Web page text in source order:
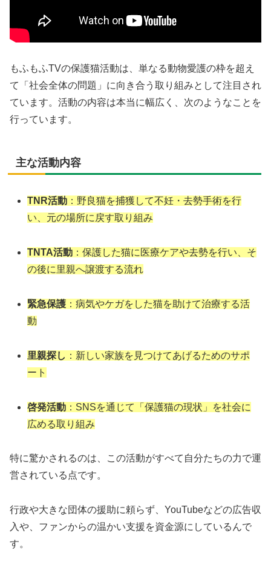
もふもふTVの保護猫活動は、単なる動物愛護の枠を超え
て「社会全体の問題」に向き合う取り組みとして注目され
ています。活動の内容は本当に幅広く、次のようなことを
行っています。
主な活動内容
TNR活動 ：野良猫を捕獲して不妊・去勢手術を行
い、元の場所に戻す取り組み
TNTA活動 ：保護した猫に医療ケアや去勢を行い、そ
の後に里親へ譲渡する流れ
緊急保護 ：病気やケガをした猫を助けて治療する活
動
里親探し ：新しい家族を見つけてあげるためのサポ
ート
啓発活動 ：SNSを通じて「保護猫の現状」を社会に
広める取り組み
特に驚かされるのは、この活動がすべて自分たちの力で運
営されている点です。
行政や大きな団体の援助に頼らず、YouTubeなどの広告収
入や、ファンからの温かい支援を資金源にしているんで
す。